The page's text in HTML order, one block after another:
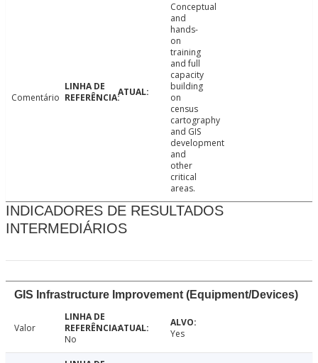
Comentário
Conceptual
and
hands-
on
training
and full
capacity
building
on
census
cartography
and GIS
development
and
other
critical
areas.
INDICADORES DE RESULTADOS
INTERMEDIÁRIOS
GIS Infrastructure Improvement (Equipment/Devices)
Valor
No
Yes